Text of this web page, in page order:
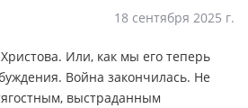
18 сентября 2025 г.
Или, как мы его теперь
Война закончилась. Не
выстраданным